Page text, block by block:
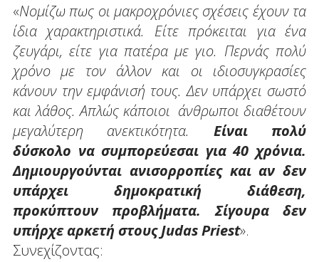
«Νομίζω πως οι μακροχρόνιες σχέσεις έχουν τα
ίδια χαρακτηριστικά. Είτε πρόκειται για ένα
ζευγάρι, είτε για πατέρα με γιο. Περνάς πολύ
χρόνο με τον άλλον και οι ιδιοσυγκρασίες
κάνουν την εμφάνισή τους. Δεν υπάρχει σωστό
και λάθος. Απλώς κάποιοι άνθρωποι διαθέτουν
μεγαλύτερη ανεκτικότητα. Είναι πολύ
δύσκολο να συμπορεύεσαι για 40 χρόνια.
Δημιουργούνται ανισορροπίες και αν δεν
υπάρχει δημοκρατική διάθεση,
προκύπτουν προβλήματα. Σίγουρα δεν
υπήρχε αρκετή στους Judas Priest».
Συνεχίζοντας: